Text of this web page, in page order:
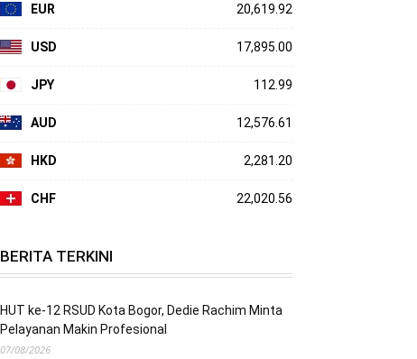
EUR 20,619.92
USD 17,895.00
JPY 112.99
AUD 12,576.61
HKD 2,281.20
CHF 22,020.56
BERITA TERKINI
HUT ke-12 RSUD Kota Bogor, Dedie Rachim Minta
Pelayanan Makin Profesional
07/08/2026